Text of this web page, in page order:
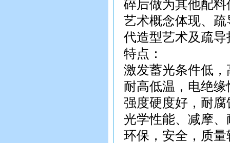
碎后做为其他配
艺术概念体现、
代造型艺术及疏
特点：
激发蓄光条件低
耐高低温，电绝
强度硬度好，耐
光学性能、减摩
环保，安全，质量